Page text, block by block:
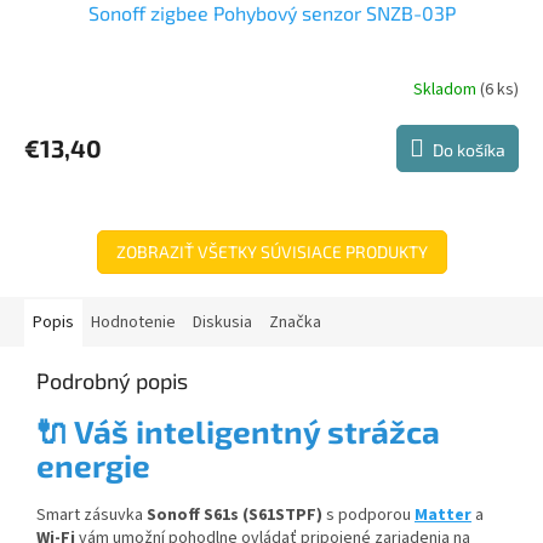
Sonoff zigbee Pohybový senzor SNZB-03P
Skladom (6 ks)
€13,40 Do košíka
ZOBRAZIŤ VŠETKY SÚVISIACE PRODUKTY
Popis Hodnotenie Diskusia Značka
Podrobný popis
🔌 Váš inteligentný strážca
energie
Smart zásuvka Sonoff S61s (S61STPF) s podporou Matter a
Wi-Fi vám umožní pohodlne ovládať pripojené zariadenia na